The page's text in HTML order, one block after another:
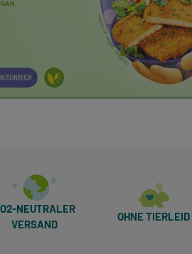
NEUTRALER
VERSAND
OHNE TIERLEID